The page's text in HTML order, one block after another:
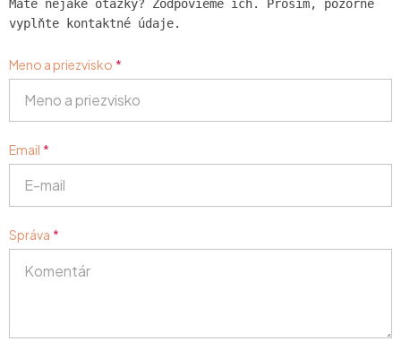
Máte nejaké otázky? Zodpovieme ich. Prosím, pozorne
vyplňte kontaktné údaje.
Meno a priezvisko
Email
Správa